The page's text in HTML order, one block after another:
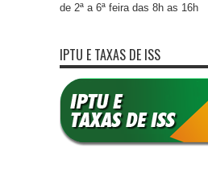
de 2ª a 6ª feira das 8h as 16h
IPTU E TAXAS DE ISS